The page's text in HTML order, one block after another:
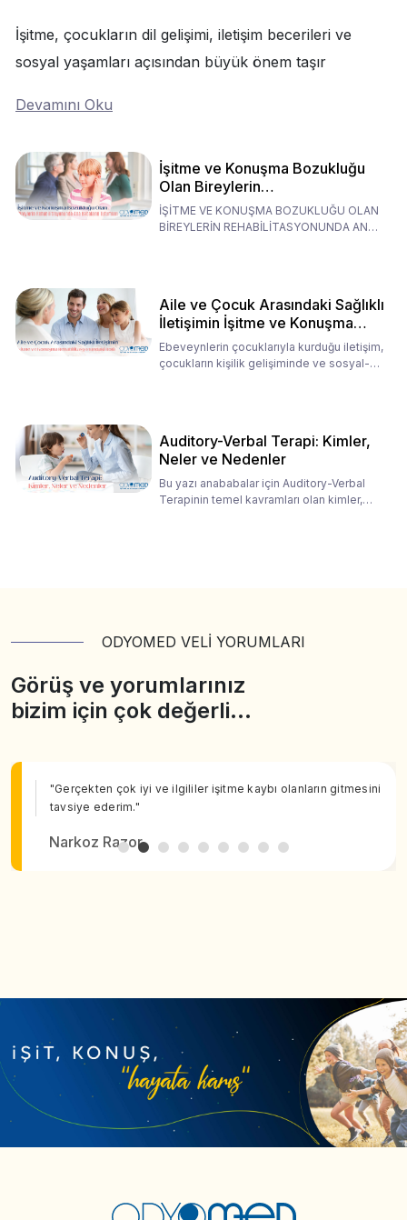
İşitme, çocukların dil gelişimi, iletişim becerileri ve
sosyal yaşamları açısından büyük önem taşır
Devamını Oku
İşitme ve Konuşma Bozukluğu
Olan Bireylerin
Rehabilitasyonunda Ana
Babaların Tutumları
İŞİTME VE KONUŞMA BOZUKLUĞU OLAN
BİREYLERİN REHABİLİTASYONUNDA ANA
Aile ve Çocuk Arasındaki Sağlıklı
İletişimin İşitme ve Konuşma
Rehabilitasyonundaki Rolü
Ebeveynlerin çocuklarıyla kurduğu iletişim,
çocukların kişilik gelişiminde ve sosyal-
Auditory-Verbal Terapi: Kimler,
Neler ve Nedenler
Bu yazı anababalar için Auditory-Verbal
Terapinin temel kavramları olan kimler,
ODYOMED VELİ YORUMLARI
Görüş ve yorumlarınız
bizim için çok değerli…
"Gerçekten çok iyi ve ilgililer işitme kaybı olanların gitmesini
tavsiye ederim."
Narkoz Razor